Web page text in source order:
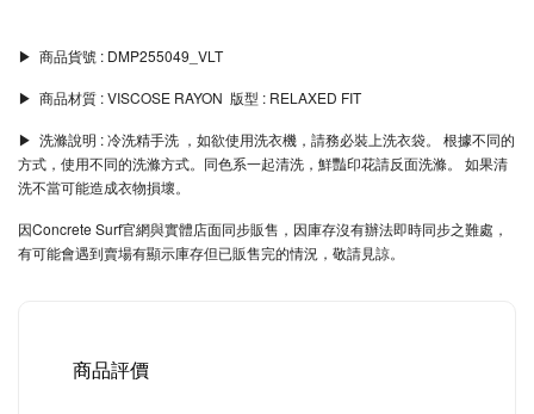
▶︎ 商品貨號 : DMP255049_VLT
▶︎ 商品材質 : VISCOSE RAYON 版型 : RELAXED FIT
▶︎ 洗滌說明 : 冷洗精手洗 ，如欲使用洗衣機，請務必裝上洗衣袋。 根據不同的
方式，使用不同的洗滌方式。同色系一起清洗，鮮豔印花請反面洗滌。 如果清
洗不當可能造成衣物損壞。
因Concrete Surf官網與實體店面同步販售，因庫存沒有辦法即時同步之難處，
有可能會遇到賣場有顯示庫存但已販售完的情況，敬請見諒。
商品評價